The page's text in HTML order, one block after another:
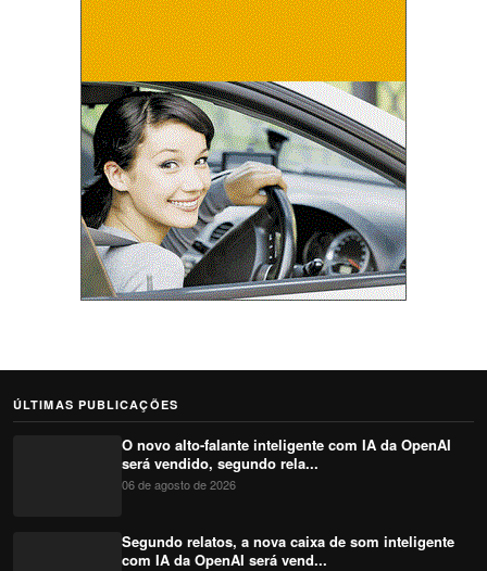
ÚLTIMAS PUBLICAÇÕES
O novo alto-falante inteligente com IA da OpenAI
será vendido, segundo rela...
06 de agosto de 2026
Segundo relatos, a nova caixa de som inteligente
com IA da OpenAI será vend...